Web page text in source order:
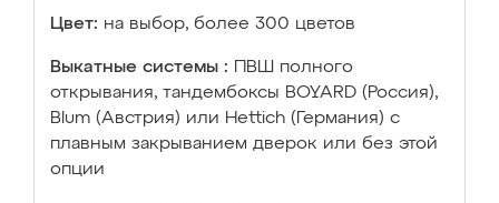
Цвет: на выбор, более 300 цветов
Выкатные системы :
ПВШ полного
открывания, тандембоксы BOYARD (Россия),
Blum (Австрия) или Hettich (Германия) с
плавным закрыванием дверок или без этой
опции